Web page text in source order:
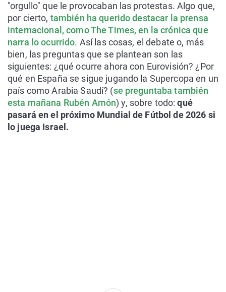
"orgullo" que le provocaban las protestas. Algo que,
por cierto, también ha querido destacar la prensa
internacional, como The Times, en la crónica que
narra lo ocurrido. Así las cosas, el debate o, más
bien, las preguntas que se plantean son las
siguientes: ¿qué ocurre ahora con Eurovisión? ¿Por
qué en España se sigue jugando la Supercopa en un
país como Arabia Saudí? (se preguntaba también
esta mañana Rubén Amón) y, sobre todo:qué
pasará en el próximo Mundial de Fútbol de 2026 si
lo juega Israel.